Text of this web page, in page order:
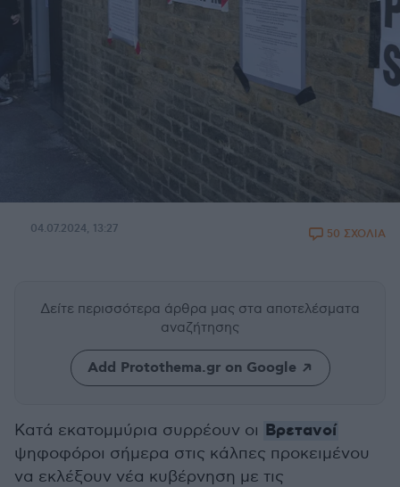
04.07.2024, 13:27 50 ΣΧΟΛΙΑ
Δείτε περισσότερα άρθρα μας στα αποτελέσματα
αναζήτησης
Add Protothema.gr on Google
Κατά εκατομμύρια συρρέουν οι Βρετανοί
ψηφοφόροι σήμερα στις κάλπες προκειμένου
να εκλέξουν νέα κυβέρνηση με τις